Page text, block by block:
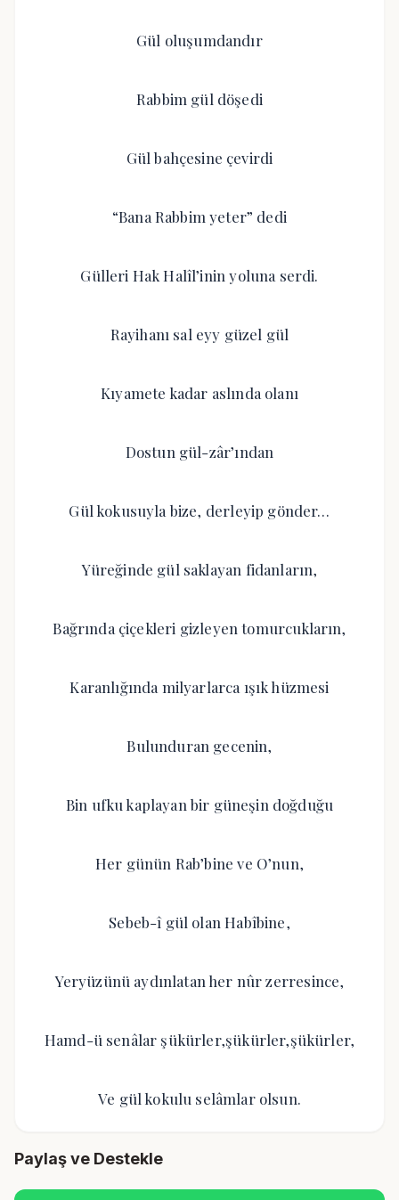
Gül oluşumdandır
Rabbim gül döşedi
Gül bahçesine çevirdi
“Bana Rabbim yeter” dedi
Gülleri Hak Halîl’inin yoluna serdi.
Rayihanı sal eyy güzel gül
Kıyamete kadar aslında olanı
Dostun gül-zâr’ından
Gül kokusuyla bize, derleyip gönder…
Yüreğinde gül saklayan fidanların,
Bağrında çiçekleri gizleyen tomurcukların,
Karanlığında milyarlarca ışık hüzmesi
Bulunduran gecenin,
Bin ufku kaplayan bir güneşin doğduğu
Her günün Rab’bine ve O’nun,
Sebeb-î gül olan Habîbine,
Yeryüzünü aydınlatan her nûr zerresince,
Hamd-ü senâlar şükürler,şükürler,şükürler,
Ve gül kokulu selâmlar olsun.
Paylaş ve Destekle